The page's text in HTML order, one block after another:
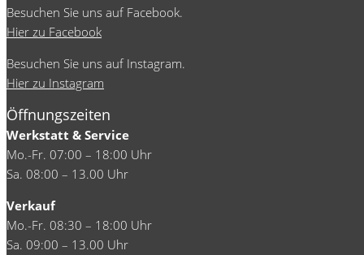
Besuchen Sie uns auf Facebook.
Hier zu Facebook
Besuchen Sie uns auf Instagram.
Hier zu Instagram
Öffnungszeiten
Werkstatt & Service
Mo.-Fr. 07:00 – 18:00 Uhr
Sa. 08:00 – 13.00 Uhr
Verkauf
Mo.-Fr. 08:30 – 18:00 Uhr
Sa. 09:00 – 13.00 Uhr